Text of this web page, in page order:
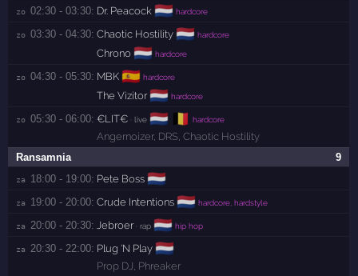
zo 02:30 - 03:30: Dr. Peacock 🇳🇱 hardcore
zo 03:30 - 04:30: Chaotic Hostility 🇳🇱 hardcore
Chrono 🇳🇱 hardcore
zo 04:30 - 05:30: MBK 🇪🇸 hardcore
The Vizitor 🇳🇱 hardcore
zo 05:30 - 06:00: €LIT€ · live 🇳🇱 🇧🇪 hardcore
Angernoizer, DRS ,Chaotic Hostility
9
Ransamnia
za 18:00 - 19:00: Pete Boss 🇳🇱
za 19:00 - 20:00: Crude Intentions 🇳🇱 hardcore, hardstyle
za 20:00 - 20:30: Jebroer· rap 🇳🇱 hip hop
za 20:30 - 22:00: Plug 'N Play 🇳🇱
Prop DJ Phreaker